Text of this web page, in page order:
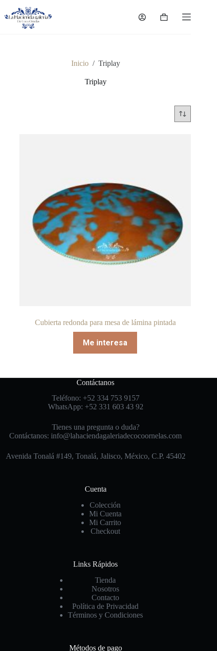
contenido
Carro
Inicio / Triplay
Triplay
Cubierta redonda para mesa de lámina pintada
Me interesa
Contáctanos
Teléfono: +52 334 753 9157
WhatsApp: +52 331 603 43 92
Tienes una pregunta o duda?
Contáctanos: info@lahaciendagaleriadecocoornelas.com
Avenida Tonalá #149, Tonalá, Jalisco, México, C.P. 45402
Cuenta
Colección
Mi Cuenta
Mi Carrito
Checkout
Links Rápidos
Tienda
Nosotros
Contacto
Política de Privacidad
Términos y Condiciones
Métodos de pago